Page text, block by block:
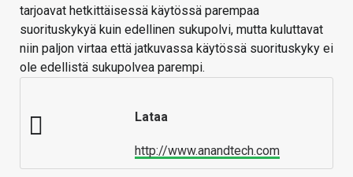
tarjoavat hetkittäisessä käytössä parempaa
suorituskykyä kuin edellinen sukupolvi, mutta kuluttavat
niin paljon virtaa että jatkuvassa käytössä suorituskyky ei
ole edellistä sukupolvea parempi.
Lataa
http://www.anandtech.com